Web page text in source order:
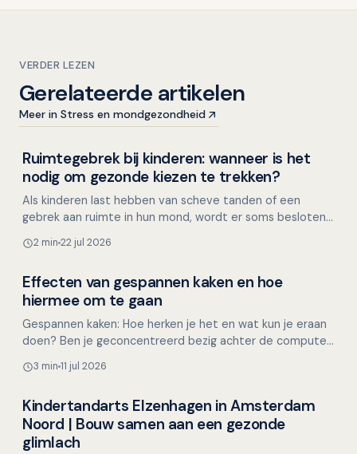
VERDER LEZEN
Gerelateerde artikelen
Meer in Stress en mondgezondheid
Kinderen en mondgezondheid
Ruimtegebrek bij kinderen: wanneer is het
nodig om gezonde kiezen te trekken?
Als kinderen last hebben van scheve tanden of een
gebrek aan ruimte in hun mond, wordt er soms besloten
i…
2 min 22 jul 2026
Mondgezondheid in relatie tot algehele gezondheid
Effecten van gespannen kaken en hoe
hiermee om te gaan
Gespannen kaken: Hoe herken je het en wat kun je eraan
doen? Ben je geconcentreerd bezig achter de computer,
3 min 11 jul 2026
Overig nieuws
Kindertandarts Elzenhagen in Amsterdam
Noord | Bouw samen aan een gezonde
glimlach